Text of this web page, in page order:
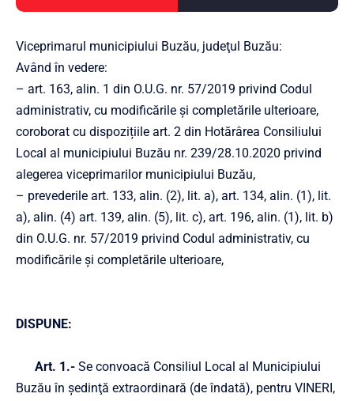
Viceprimarul municipiului Buzău, judeţul Buzău:
Având în vedere:
– art. 163, alin. 1 din O.U.G. nr. 57/2019 privind Codul
administrativ, cu modificările și completările ulterioare,
coroborat cu dispozițiile art. 2 din Hotărârea Consiliului
Local al municipiului Buzău nr. 239/28.10.2020 privind
alegerea viceprimarilor municipiului Buzău,
– prevederile art. 133, alin. (2), lit. a), art. 134, alin. (1), lit.
a), alin. (4) art. 139, alin. (5), lit. c), art. 196, alin. (1), lit. b)
din O.U.G. nr. 57/2019 privind Codul administrativ, cu
modificările și completările ulterioare,
DISPUNE:
Art. 1.- Se convoacă Consiliul Local al Municipiului
Buzău în şedinţă extraordinară (de îndată), pentru VINERI,